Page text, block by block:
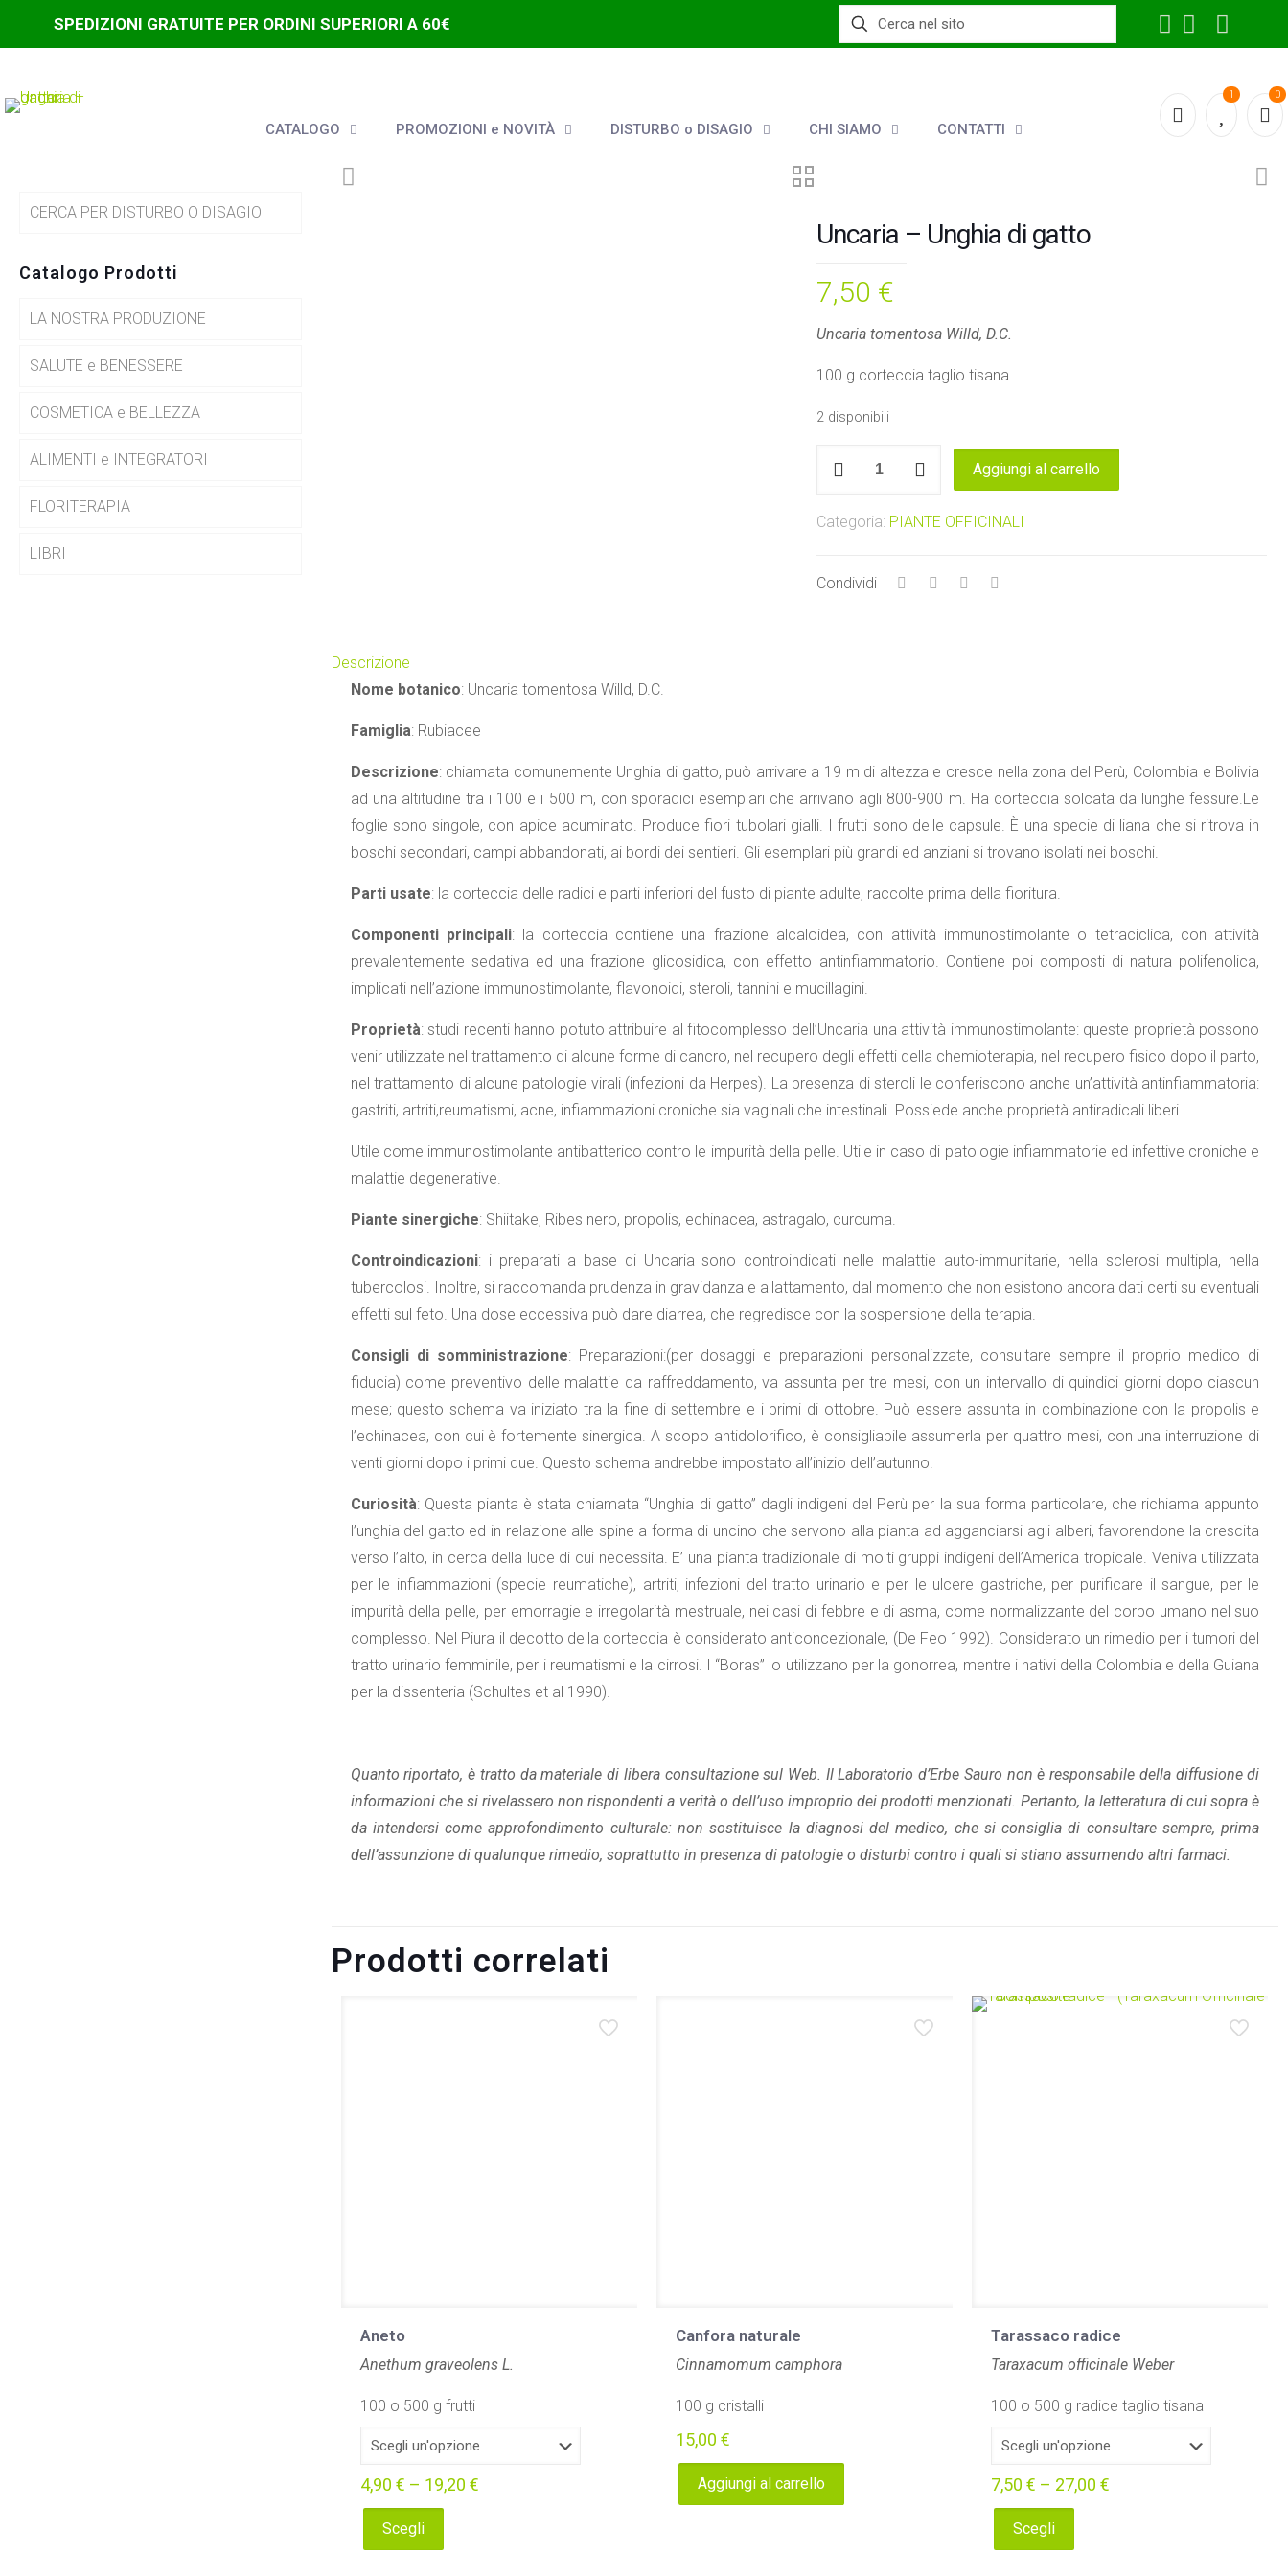
SPEDIZIONI GRATUITE PER ORDINI SUPERIORI A 60€
CATALOGO PROMOZIONI e NOVITÀ DISTURBO o DISAGIO CHI SIAMO CONTATTI
1 0
Uncaria – Unghia di gatto
7,50 €
Uncaria tomentosa Willd, D.C.
100 g corteccia taglio tisana
2 disponibili
quantità
Aggiungi al carrello
Categoria: PIANTE OFFICINALI
Condividi
Descrizione
Nome botanico: Uncaria tomentosa Willd, D.C.
Famiglia: Rubiacee
Descrizione: chiamata comunemente Unghia di gatto, può arrivare a 19 m di altezza e cresce nella zona del Perù, Colombia e Bolivia
ad una altitudine tra i 100 e i 500 m, con sporadici esemplari che arrivano agli 800-900 m. Ha corteccia solcata da lunghe fessure.Le
foglie sono singole, con apice acuminato. Produce fiori tubolari gialli. I frutti sono delle capsule. È una specie di liana che si ritrova in
boschi secondari, campi abbandonati, ai bordi dei sentieri. Gli esemplari più grandi ed anziani si trovano isolati nei boschi.
Parti usate: la corteccia delle radici e parti inferiori del fusto di piante adulte, raccolte prima della fioritura.
Componenti principali: la corteccia contiene una frazione alcaloidea, con attività immunostimolante o tetraciclica, con attività
prevalentemente sedativa ed una frazione glicosidica, con effetto antinfiammatorio. Contiene poi composti di natura polifenolica,
implicati nell’azione immunostimolante, flavonoidi, steroli, tannini e mucillagini.
Proprietà: studi recenti hanno potuto attribuire al fitocomplesso dell’Uncaria una attività immunostimolante: queste proprietà possono
venir utilizzate nel trattamento di alcune forme di cancro, nel recupero degli effetti della chemioterapia, nel recupero fisico dopo il parto,
nel trattamento di alcune patologie virali (infezioni da Herpes). La presenza di steroli le conferiscono anche un’attività antinfiammatoria:
gastriti, artriti,reumatismi, acne, infiammazioni croniche sia vaginali che intestinali. Possiede anche proprietà antiradicali liberi.
Utile come immunostimolante antibatterico contro le impurità della pelle. Utile in caso di patologie infiammatorie ed infettive croniche e
malattie degenerative.
Piante sinergiche: Shiitake, Ribes nero, propolis, echinacea, astragalo, curcuma.
Controindicazioni: i preparati a base di Uncaria sono controindicati nelle malattie auto-immunitarie, nella sclerosi multipla, nella
tubercolosi. Inoltre, si raccomanda prudenza in gravidanza e allattamento, dal momento che non esistono ancora dati certi su eventuali
effetti sul feto. Una dose eccessiva può dare diarrea, che regredisce con la sospensione della terapia.
Consigli di somministrazione: Preparazioni:(per dosaggi e preparazioni personalizzate, consultare sempre il proprio medico di
fiducia) come preventivo delle malattie da raffreddamento, va assunta per tre mesi, con un intervallo di quindici giorni dopo ciascun
mese; questo schema va iniziato tra la fine di settembre e i primi di ottobre. Può essere assunta in combinazione con la propolis e
l’echinacea, con cui è fortemente sinergica. A scopo antidolorifico, è consigliabile assumerla per quattro mesi, con una interruzione di
venti giorni dopo i primi due. Questo schema andrebbe impostato all’inizio dell’autunno.
Curiosità: Questa pianta è stata chiamata “Unghia di gatto” dagli indigeni del Perù per la sua forma particolare, che richiama appunto
l’unghia del gatto ed in relazione alle spine a forma di uncino che servono alla pianta ad agganciarsi agli alberi, favorendone la crescita
verso l’alto, in cerca della luce di cui necessita. E’ una pianta tradizionale di molti gruppi indigeni dell’America tropicale. Veniva utilizzata
per le infiammazioni (specie reumatiche), artriti, infezioni del tratto urinario e per le ulcere gastriche, per purificare il sangue, per le
impurità della pelle, per emorragie e irregolarità mestruale, nei casi di febbre e di asma, come normalizzante del corpo umano nel suo
complesso. Nel Piura il decotto della corteccia è considerato anticoncezionale, (De Feo 1992). Considerato un rimedio per i tumori del
tratto urinario femminile, per i reumatismi e la cirrosi. I “Boras” lo utilizzano per la gonorrea, mentre i nativi della Colombia e della Guiana
per la dissenteria (Schultes et al 1990).
Quanto riportato, è tratto da materiale di libera consultazione sul Web. Il Laboratorio d’Erbe Sauro non è responsabile della diffusione di
informazioni che si rivelassero non rispondenti a verità o dell’uso improprio dei prodotti menzionati. Pertanto, la letteratura di cui sopra è
da intendersi come approfondimento culturale: non sostituisce la diagnosi del medico, che si consiglia di consultare sempre, prima
dell’assunzione di qualunque rimedio, soprattutto in presenza di patologie o disturbi contro i quali si stiano assumendo altri farmaci.
Prodotti correlati
Aneto
Anethum graveolens L.
100 o 500 g frutti
4,90 € – 19,20 €
Scegli
Canfora naturale
Cinnamomum camphora
100 g cristalli
15,00 €
Aggiungi al carrello
Tarassaco radice
Taraxacum officinale Weber
100 o 500 g radice taglio tisana
7,50 € – 27,00 €
Scegli
CERCA PER DISTURBO O DISAGIO
Catalogo Prodotti
LA NOSTRA PRODUZIONE
SALUTE e BENESSERE
COSMETICA e BELLEZZA
ALIMENTI e INTEGRATORI
FLORITERAPIA
LIBRI